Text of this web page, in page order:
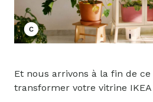
Et nous arrivons à la fin de
transformer votre vitrine